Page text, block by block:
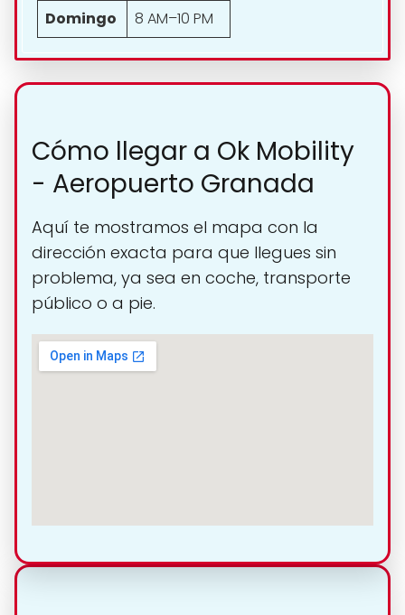
Domingo
8 AM–10 PM
Cómo llegar a Ok Mobility
- Aeropuerto Granada
Aquí te mostramos el mapa con la
dirección exacta para que llegues sin
problema, ya sea en coche, transporte
público o a pie.